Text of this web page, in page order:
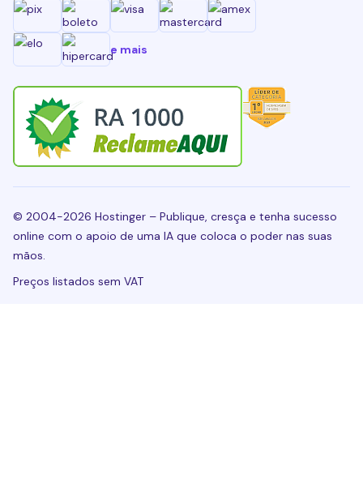
e mais
© 2004-2026 Hostinger – Publique, cresça e tenha sucesso
online com o apoio de uma IA que coloca o poder nas suas
mãos.
Preços listados sem VAT